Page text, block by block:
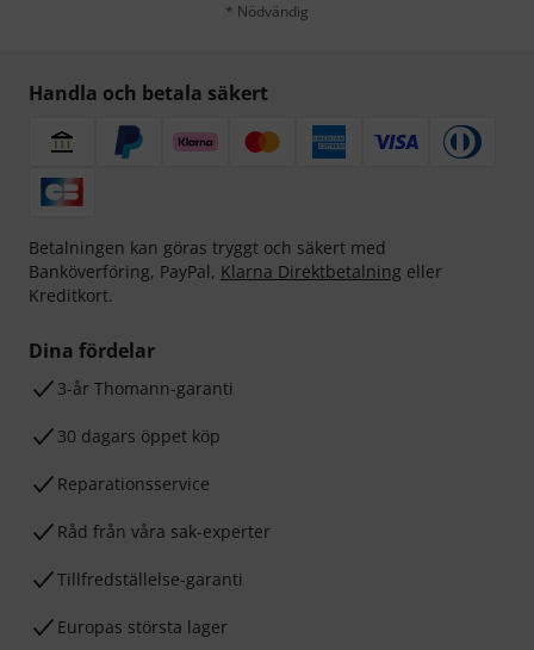
* Nödvändig
Handla och betala säkert
Betalningen kan göras tryggt och säkert med
Banköverföring, PayPal, Klarna Direktbetalning eller
Kreditkort.
Dina fördelar
3-år Thomann-garanti
30 dagars öppet köp
Reparationsservice
Råd från våra sak-experter
Tillfredställelse-garanti
Europas största lager